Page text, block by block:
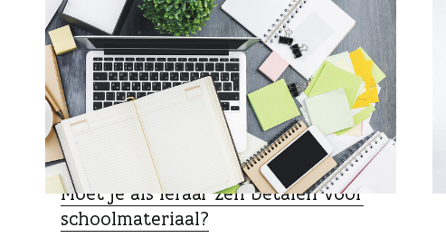
MAG DAT?
Moet je als leraar zelf betalen voor
schoolmateriaal?